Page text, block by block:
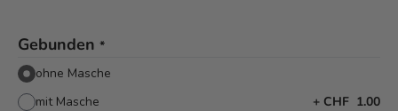
Gebunden *
ohne Masche
mit Masche
+ CHF 1.00